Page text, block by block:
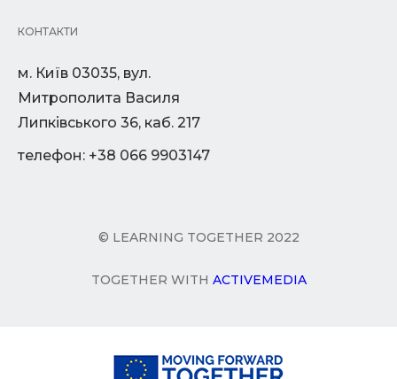
КОНТАКТИ
м. Київ 03035, вул.
Митрополита Василя
Липківського 36, каб. 217
телефон: +38 066 9903147
© LEARNING TOGETHER 2022
TOGETHER WITH ACTIVEMEDIA